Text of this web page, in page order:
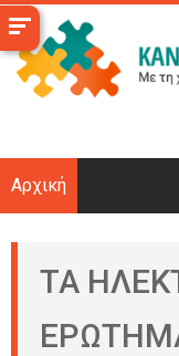
Μετάβαση
στο
κεντρικό
περιεχόμενο
Αρχική
Επιχειρησιακά
ΤΑ